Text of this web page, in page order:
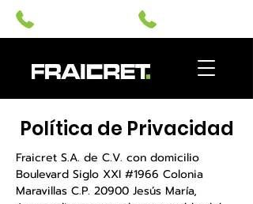
Política de Privacidad
Fraicret S.A. de C.V. con domicilio
Boulevard Siglo XXI #1966 Colonia
Maravillas C.P. 20900 Jesús María,